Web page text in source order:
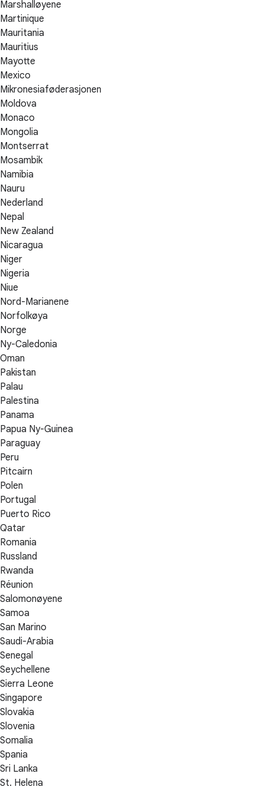
Marshalløyene
Martinique
Mauritania
Mauritius
Mayotte
Mexico
Mikronesiaføderasjonen
Moldova
Monaco
Mongolia
Montserrat
Mosambik
Namibia
Nauru
Nederland
Nepal
New Zealand
Nicaragua
Niger
Nigeria
Niue
Nord-Marianene
Norfolkøya
Norge
Ny-Caledonia
Oman
Pakistan
Palau
Palestina
Panama
Papua Ny-Guinea
Paraguay
Peru
Pitcairn
Polen
Portugal
Puerto Rico
Qatar
Romania
Russland
Rwanda
Réunion
Salomonøyene
Samoa
San Marino
Saudi-Arabia
Senegal
Seychellene
Sierra Leone
Singapore
Slovakia
Slovenia
Somalia
Spania
Sri Lanka
St. Helena